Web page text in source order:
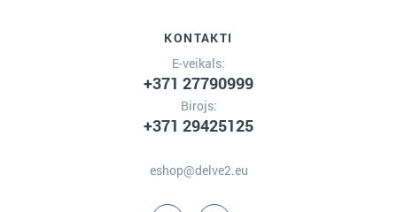
KONTAKTI
E-veikals:
+371 27790999
Birojs:
+371 29425125
eshop@delve2.eu